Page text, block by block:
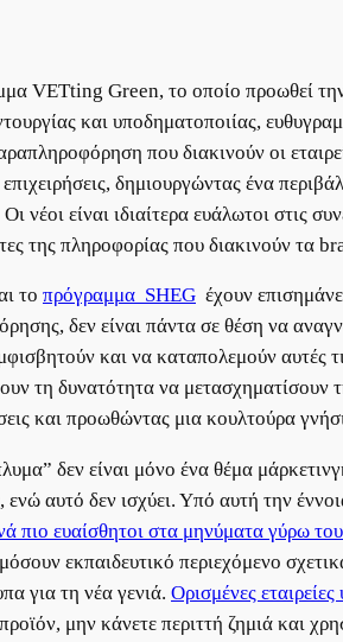
VETting Green, το οποίο προωθεί
και υποδηματοποιίας,
που διακινούν οι
δημιουργώντας ένα
νέοι είναι ιδιαίτερα ευάλωτοι στις
της πληροφορίας που διακινούν τα
το πρόγραμμα SHEG έχουν
δεν είναι πάντα σε θέση να
και να καταπολεμούν αυτές
τη δυνατότητα να μετασχηματίσουν
και προωθώντας μια κουλτούρα
δεν είναι μόνο ένα θέμα
αυτό δεν ισχύει. Υπό αυτή την
πιο ευαίσθητοι στα μηνύματα γύρω
εκπαιδευτικό περιεχόμενο
για τη νέα γενιά. Ορισμένες
μην κάνετε περιττή ζημιά και